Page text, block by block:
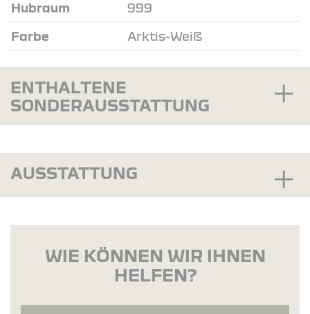
Hubraum 999
Farbe Arktis-Weiß
ENTHALTENE
SONDERAUSSTATTUNG
AUSSTATTUNG
WIE KÖNNEN WIR IHNEN
HELFEN?